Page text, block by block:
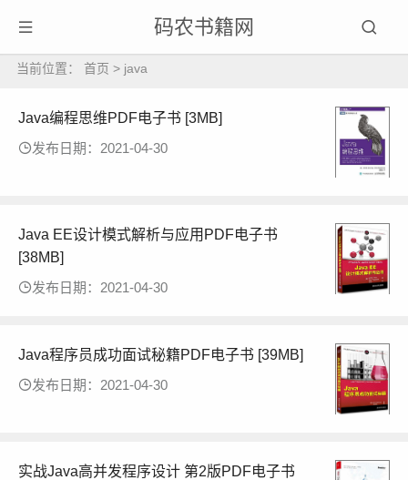
码农书籍网
当前位置： 首页 > java
Java编程思维PDF电子书 [3MB]
发布日期：2021-04-30
Java EE设计模式解析与应用PDF电子书
[38MB]
发布日期：2021-04-30
Java程序员成功面试秘籍PDF电子书 [39MB]
发布日期：2021-04-30
实战Java高并发程序设计 第2版PDF电子书